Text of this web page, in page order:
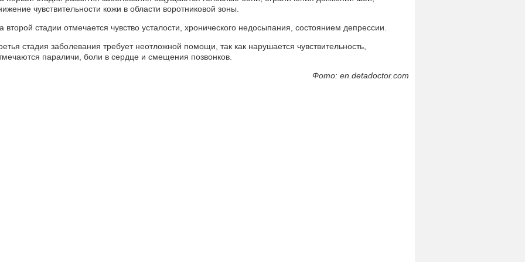
чувствительности кожи в области воротниковой зоны.
второй стадии отмечается чувство усталости, хронического недосыпания, состоянием депрессии.
стадия заболевания требует неотложной помощи, так как нарушается чувствительность,
параличи, боли в сердце и смещения позвонков.
Фото: en.detadoctor.com